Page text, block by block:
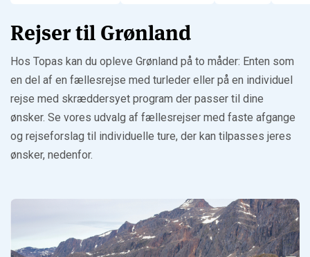
Rejser til Grønland
Hos Topas kan du opleve Grønland på to måder: Enten som
en del af en fællesrejse med turleder eller på en individuel
rejse med skræddersyet program der passer til dine
ønsker. Se vores udvalg af fællesrejser med faste afgange
og rejseforslag til individuelle ture, der kan tilpasses jeres
ønsker, nedenfor.